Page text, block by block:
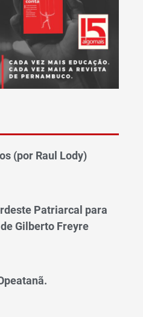
(por Raul Lody)
Patriarcal para
Gilberto Freyre